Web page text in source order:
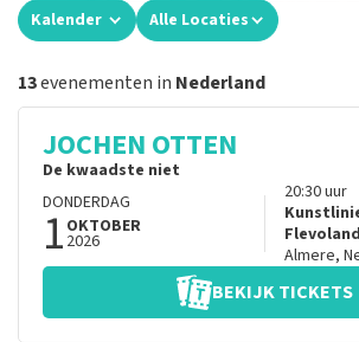
Kalender Alle Locaties
13evenementen in Nederland
JOCHEN OTTEN
De kwaadste niet
DONDERDAG
1 OKTOBER
2026
20:30uur
Flevoland
Almere,
BEKIJK TICKETS